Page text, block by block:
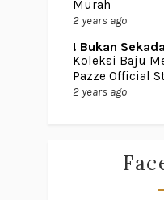
Murah
2 years ago
! Bukan
Koleksi Baju
Pazze Official
2 years ago